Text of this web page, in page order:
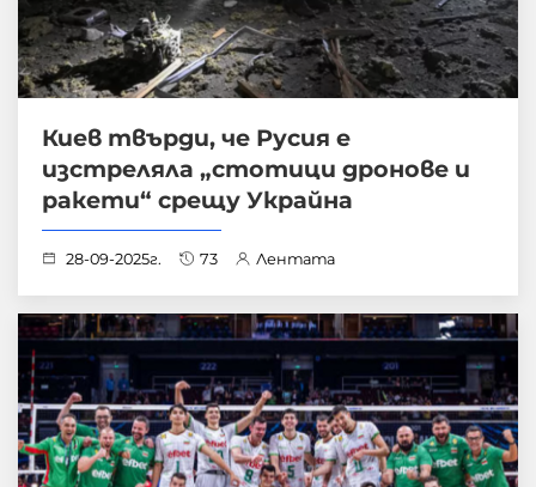
Киев твърди, че Русия е
изстреляла „стотици дронове и
ракети“ срещу Украйна
28-09-2025г. 73 Лентата